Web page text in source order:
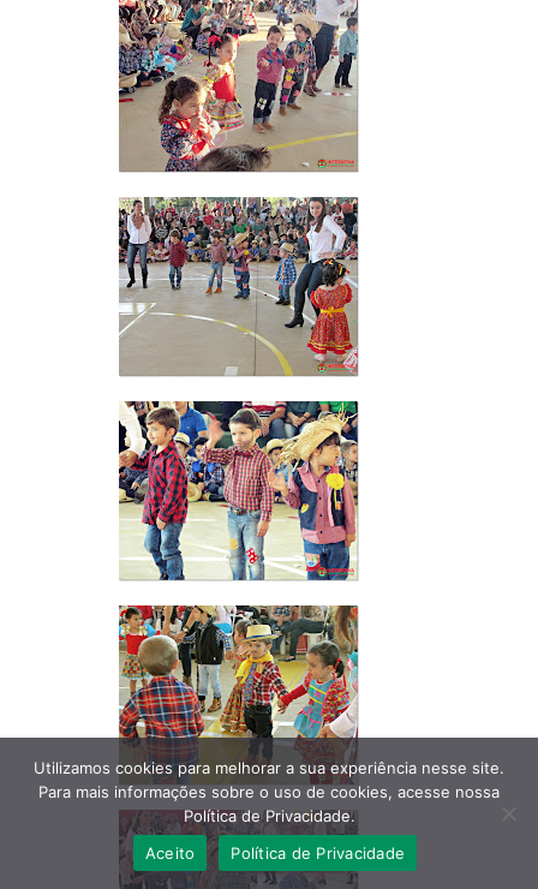
Utilizamos cookies para melhorar a sua experiência nesse site.
Para mais informações sobre o uso de cookies, acesse nossa
Política de Privacidade.
Aceito
Política de Privacidade